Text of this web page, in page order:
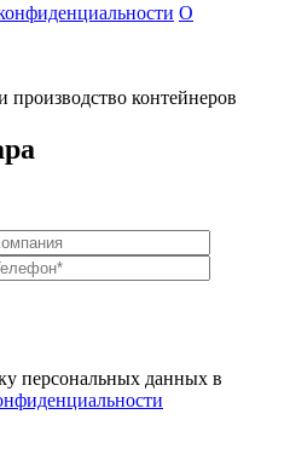
О
контейнеров
персональных данных в